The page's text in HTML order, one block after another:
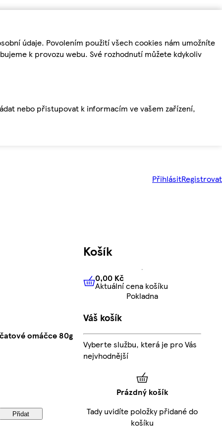
údaje. Povolením použití všech cookies nám umožníte
k provozu webu. Své rozhodnutí můžete kdykoliv
nebo přistupovat k informacím ve vašem zařízení,
PřihlásitRegistrovat
omáčce 80g
Přidat
Košík
0,00 KčAktuální cena košíku
0,00 Kč
Aktuální cena košíku
Pokladna
Váš košík
Vyberte službu, která je pro Vás
nejvhodnější
Prázdný košík
Tady uvidíte položky přidané do
košíku